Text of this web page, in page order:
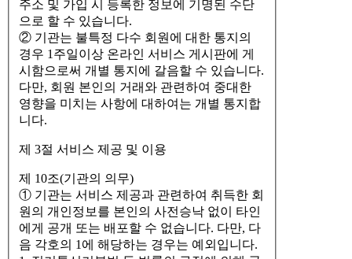
주소 및 가입 시 등록한 정보에 기명된 수단
으로 할 수 있습니다.
② 기관는 불특정 다수 회원에 대한 통지의
경우 1주일이상 온라인 서비스 게시판에 게
시함으로써 개별 통지에 갈음할 수 있습니다.
다만, 회원 본인의 거래와 관련하여 중대한
영향을 미치는 사항에 대하여는 개별 통지합
니다.
제 3절 서비스 제공 및 이용
제 10조(기관의 의무)
① 기관는 서비스 제공과 관련하여 취득한 회
원의 개인정보를 본인의 사전승낙 없이 타인
에게 공개 또는 배포할 수 없습니다. 다만, 다
음 각호의 1에 해당하는 경우는 예외입니다.